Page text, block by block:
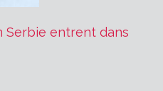
Serbie entrent dans